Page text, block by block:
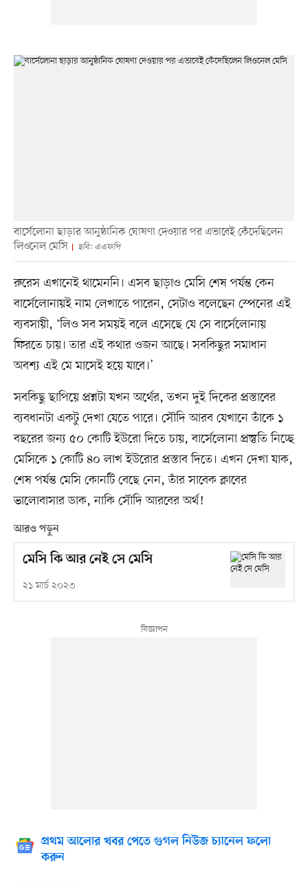
বার্সেলোনা ছাড়ার আনুষ্ঠানিক ঘোষণা দেওয়ার পর এভাবেই কেঁদেছিলেন
লিওনেল মেসি
ছবি: এএফপি
রুরেস এখানেই থামেননি। এসব ছাড়াও মেসি শেষ পর্যন্ত কেন
বার্সেলোনায়ই নাম লেখাতে পারেন, সেটাও বলেছেন স্পেনের এই
ব্যবসায়ী, ‘লিও সব সময়ই বলে এসেছে যে সে বার্সেলোনায়
ফিরতে চায়। তার এই কথার ওজন আছে। সবকিছুর সমাধান
অবশ্য এই মে মাসেই হয়ে যাবে।’
সবকিছু ছাপিয়ে প্রশ্নটা যখন অর্থের, তখন দুই দিকের প্রস্তাবের
ব্যবধানটা একটু দেখা যেতে পারে। সৌদি আরব যেখানে তাঁকে ১
বছরের জন্য ৫০ কোটি ইউরো দিতে চায়, বার্সেলোনা প্রস্তুতি নিচ্ছে
মেসিকে ১ কোটি ৪০ লাখ ইউরোর প্রস্তাব দিতে। এখন দেখা যাক,
শেষ পর্যন্ত মেসি কোনটি বেছে নেন, তাঁর সাবেক ক্লাবের
ভালোবাসার ডাক, নাকি সৌদি আরবের অর্থ!
আরও পড়ুন
মেসি কি আর নেই সে মেসি
২১ মার্চ ২০২৩
প্রথম আলোর খবর পেতে গুগল নিউজ চ্যানেল ফলো
করুন